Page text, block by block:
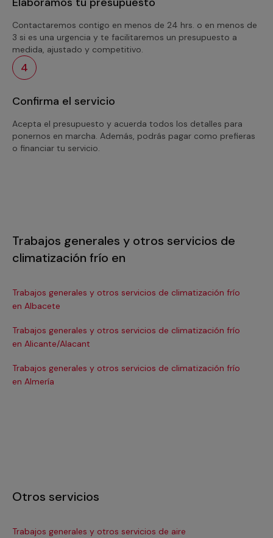
Contactaremos contigo en menos de 24 hrs. o en menos de
3 si es una urgencia y te facilitaremos un presupuesto a
medida, ajustado y competitivo.
4
Confirma el servicio
Acepta el presupuesto y acuerda todos los detalles para
ponernos en marcha. Además, podrás pagar como prefieras
o financiar tu servicio.
Trabajos generales y otros servicios de
climatización frío en
Trabajos generales y otros servicios de climatización frío
en Albacete
Trabajos generales y otros servicios de climatización frío
en Alicante/Alacant
Trabajos generales y otros servicios de climatización frío
en Almería
Otros servicios
Trabajos generales y otros servicios de aire